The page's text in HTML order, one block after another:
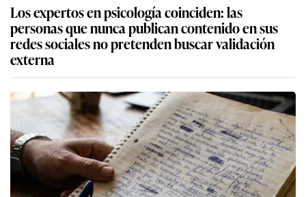
Los expertos en psicología coinciden: las
personas que nunca publican contenido en sus
redes sociales no pretenden buscar validación
externa